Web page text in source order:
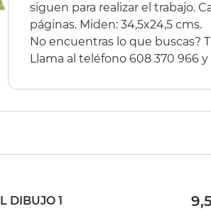
siguen para realizar el trabajo.
páginas. Miden: 34,5x24,5 cms.
No encuentras lo que buscas?
Llama al teléfono 608 370 966
DIBUJO 1